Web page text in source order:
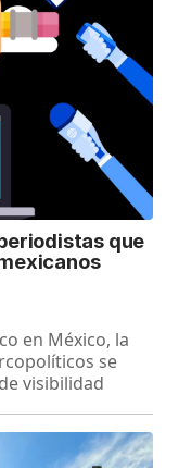
que
en México, la
se
visibilidad